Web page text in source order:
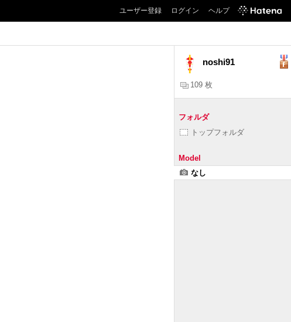
ユーザー登録 ログイン ヘルプ
noshi91
109 枚
フォルダ
トップフォルダ
Model
なし